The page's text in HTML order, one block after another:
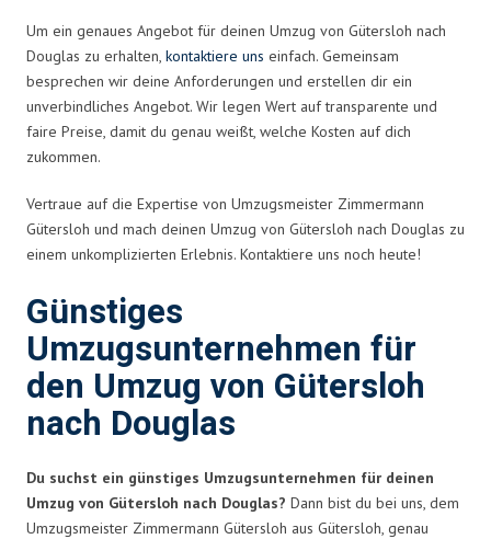
Um ein genaues Angebot für deinen Umzug von Gütersloh nach
Douglas zu erhalten, kontaktiere uns einfach. Gemeinsam
besprechen wir deine Anforderungen und erstellen dir ein
unverbindliches Angebot. Wir legen Wert auf transparente und
faire Preise, damit du genau weißt, welche Kosten auf dich
zukommen.
Vertraue auf die Expertise von Umzugsmeister Zimmermann
Gütersloh und mach deinen Umzug von Gütersloh nach Douglas zu
einem unkomplizierten Erlebnis. Kontaktiere uns noch heute!
Günstiges
Umzugsunternehmen für
den Umzug von Gütersloh
nach Douglas
Du suchst ein günstiges Umzugsunternehmen für deinen
Umzug von Gütersloh nach Douglas? Dann bist du bei uns, dem
Umzugsmeister Zimmermann Gütersloh aus Gütersloh, genau